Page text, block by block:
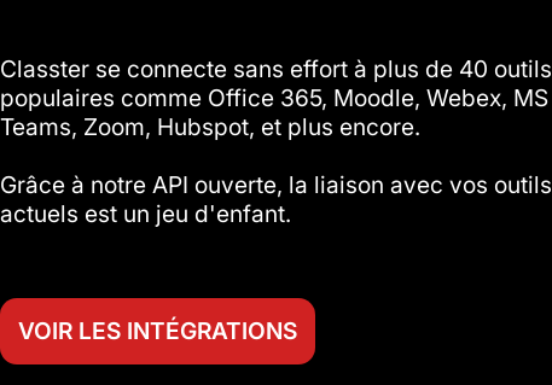
Classter se connecte sans effort à plus de 40 outils
populaires comme Office 365, Moodle, Webex, MS
Teams, Zoom, Hubspot, et plus encore.
Grâce à notre API ouverte, la liaison avec vos outils
actuels est un jeu d'enfant.
VOIR LES INTÉGRATIONS